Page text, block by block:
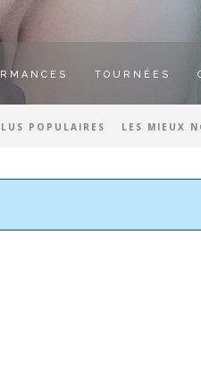
TOURNÉES
POPULAIRES LES MIEUX